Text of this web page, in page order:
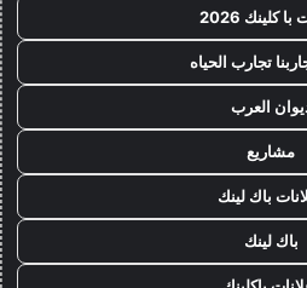
كلينك 2026
تجارب الحياه
العرب
مشاريع
باك لينك
باك لينك